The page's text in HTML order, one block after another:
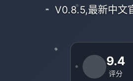
V0.8.5,最新中文
9.4
评分